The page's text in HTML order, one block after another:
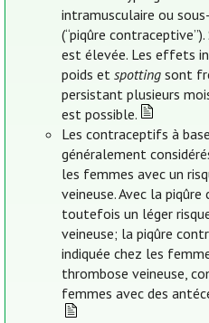
intramusculaire ou
(“piqûre
est élevée. Les effets
poids etspotting sont
persistant plusieurs
est possible.
Les contraceptifs à
généralement
les femmes avec un
veineuse. Avec la
toutefois un léger
veineuse; la piqûre
indiquée chez les
thrombose veineuse,
femmes avec des